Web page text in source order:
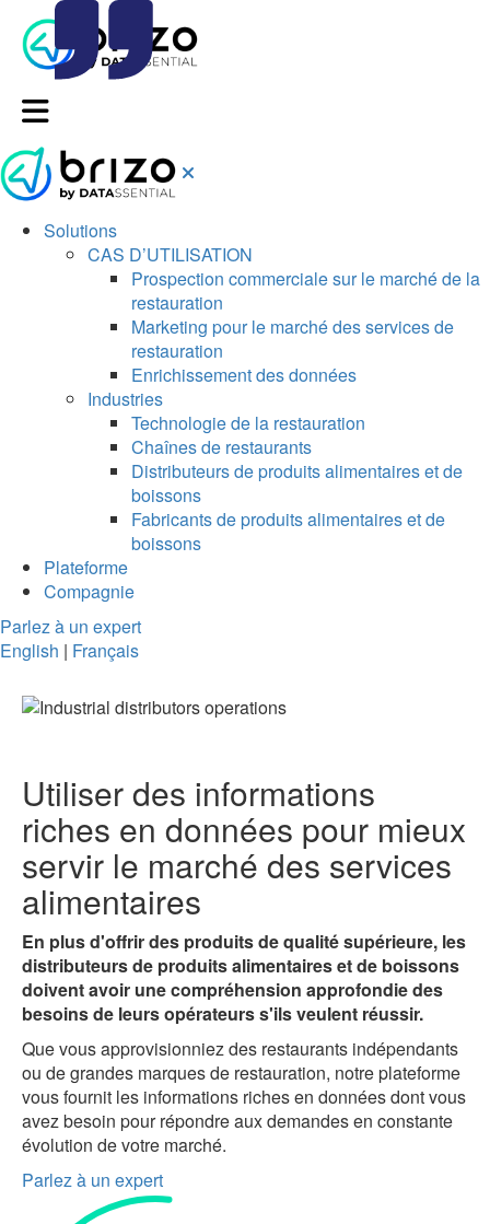
Solutions
CAS D’UTILISATION
Prospection commerciale sur le marché de la
restauration
Marketing pour le marché des services de
restauration
Enrichissement des données
Industries
Technologie de la restauration
Chaînes de restaurants
Distributeurs de produits alimentaires et de
boissons
Fabricants de produits alimentaires et de
boissons
Plateforme
Compagnie
Parlez à un expert
English | Français
Utiliser des informations
riches en données pour mieux
servir le marché des services
alimentaires
En plus d'offrir des produits de qualité supérieure, les
distributeurs de produits alimentaires et de boissons
doivent avoir une compréhension approfondie des
besoins de leurs opérateurs s'ils veulent réussir.
Que vous approvisionniez des restaurants indépendants
ou de grandes marques de restauration, notre plateforme
vous fournit les informations riches en données dont vous
avez besoin pour répondre aux demandes en constante
évolution de votre marché.
Parlez à un expert